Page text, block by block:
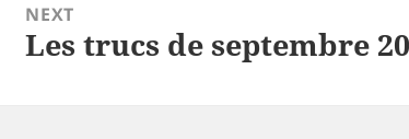
NEXT
Next
Les trucs de septembre